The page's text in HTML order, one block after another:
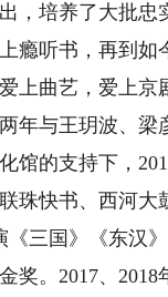
培养了大批忠
瘾听书，再到如
上曲艺，爱上京
与王玥波、梁
馆的支持下，
珠快书、西河
《三国》《东汉
奖。2017、